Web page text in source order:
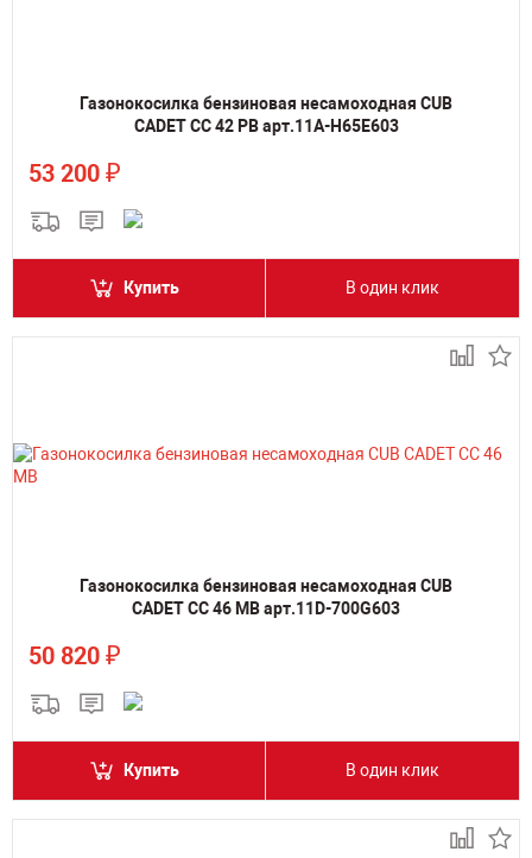
Газонокосилка бензиновая несамоходная CUB
CADET CC 42 PB арт.11A-H65E603
53 200 ₽
Купить В один клик
Газонокосилка бензиновая несамоходная CUB
CADET CC 46 MB арт.11D-700G603
50 820 ₽
Купить В один клик